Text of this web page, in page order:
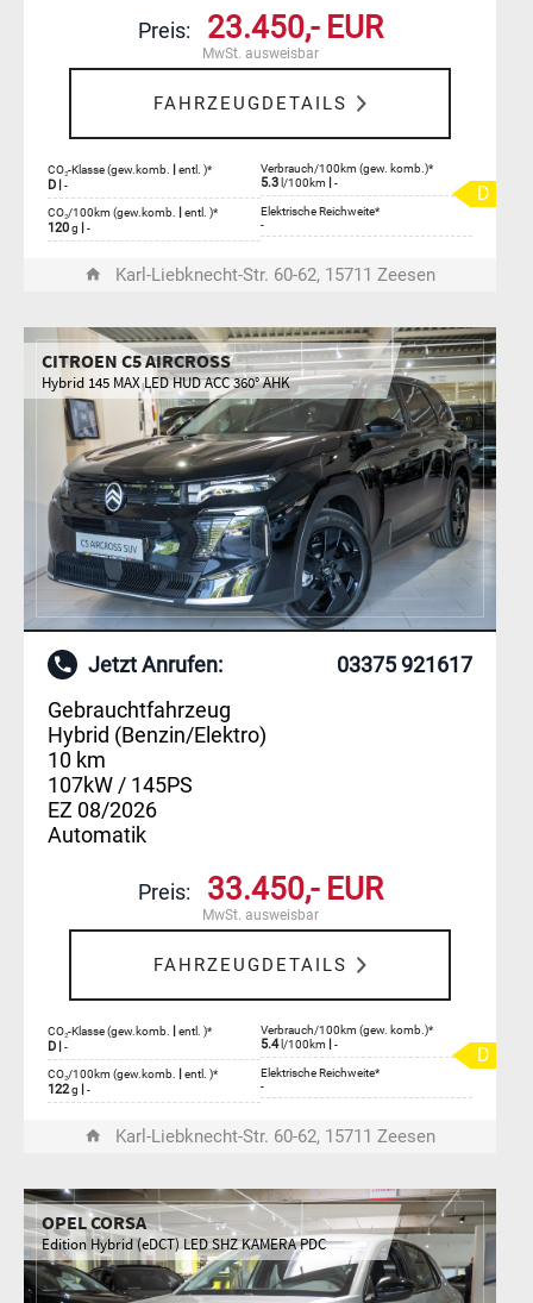
Preis: 23.450,- EUR
MwSt. ausweisbar
FAHRZEUGDETAILS
CO₂-Klasse (gew.komb. entl. )*
D -
Verbrauch/100km (gew. komb.)*
5.3 l/100km -
CO₂/100km (gew.komb. entl. )*
120g -
Elektrische Reichweite*
-
D
Karl-Liebknecht-Str. 60-62, 15711 Zeesen
CITROEN C5 AIRCROSS
Hybrid 145 MAX LED HUD ACC 360° AHK
Jetzt Anrufen:
03375 921617
Gebrauchtfahrzeug
Hybrid (Benzin/Elektro)
10 km
107kW / 145PS
EZ 08/2026
Automatik
Preis: 33.450,- EUR
MwSt. ausweisbar
FAHRZEUGDETAILS
CO₂-Klasse (gew.komb. entl. )*
D -
Verbrauch/100km (gew. komb.)*
5.4 l/100km -
CO₂/100km (gew.komb. entl. )*
122g -
Elektrische Reichweite*
-
D
Karl-Liebknecht-Str. 60-62, 15711 Zeesen
OPEL CORSA
Edition Hybrid (eDCT) LED SHZ KAMERA PDC